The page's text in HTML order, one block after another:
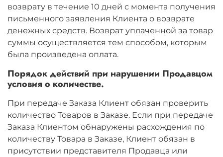
возврату в течение 10 дней с момента получения
письменного заявления Клиента о возврате
денежных средств. Возврат уплаченной за товар
суммы осуществляется тем способом, которым
была произведена оплата.
Порядок действий при нарушении Продавцом
условия о количестве.
При передаче Заказа Клиент обязан проверить
количество Товаров в Заказе. Если при передаче
Заказа Клиентом обнаружены расхождения по
количеству Товара в Заказе, Клиент обязан в
присутствии представителя Продавца или